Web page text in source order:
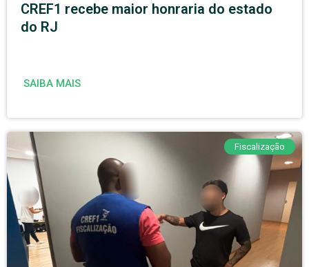
CREF1 recebe maior honraria do estado
do RJ
SAIBA MAIS
Fiscalização